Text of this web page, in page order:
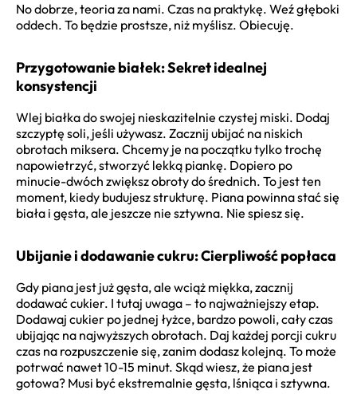
No dobrze, teoria za nami. Czas na praktykę. Weź głęboki
oddech. To będzie prostsze, niż myślisz. Obiecuję.
Przygotowanie białek: Sekret idealnej
konsystencji
Wlej białka do swojej nieskazitelnie czystej miski. Dodaj
szczyptę soli, jeśli używasz. Zacznij ubijać na niskich
obrotach miksera. Chcemy je na początku tylko trochę
napowietrzyć, stworzyć lekką piankę. Dopiero po
minucie-dwóch zwiększ obroty do średnich. To jest ten
moment, kiedy budujesz strukturę. Piana powinna stać się
biała i gęsta, ale jeszcze nie sztywna. Nie spiesz się.
Ubijanie i dodawanie cukru: Cierpliwość popłaca
Gdy piana jest już gęsta, ale wciąż miękka, zacznij
dodawać cukier. I tutaj uwaga – to najważniejszy etap.
Dodawaj cukier po jednej łyżce, bardzo powoli, cały czas
ubijając na najwyższych obrotach. Daj każdej porcji cukru
czas na rozpuszczenie się, zanim dodasz kolejną. To może
potrwać nawet 10-15 minut. Skąd wiesz, że piana jest
gotowa? Musi być ekstremalnie gęsta, lśniąca i sztywna.